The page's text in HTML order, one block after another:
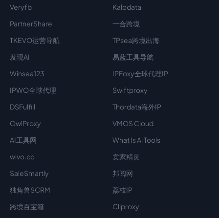
Veryfb
Kalodata
PartnerShare
一合跨境
TKEVO运营导航
TPsea跨境出海
发现AI
易蓝工具导航
Winsea123
IPFoxy全球代理IP
IPWO全球代理
Swiftproxy
DSFulfill
Thordata海外IP
OwlProxy
VMOS Cloud
AI工具网
What Is Ai Tools
wivo.cc
卖家精灵
SaleSmartly
邦阅网
独角兽SCRM
荔枝IP
跨境百宝箱
Cliproxy